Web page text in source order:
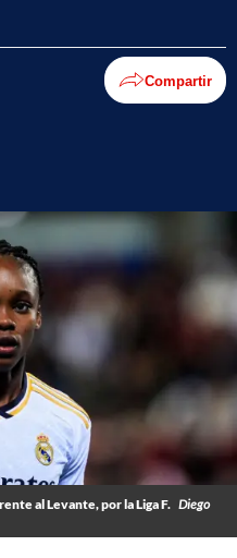
Compartir
al Levante, por la Liga F. Diego